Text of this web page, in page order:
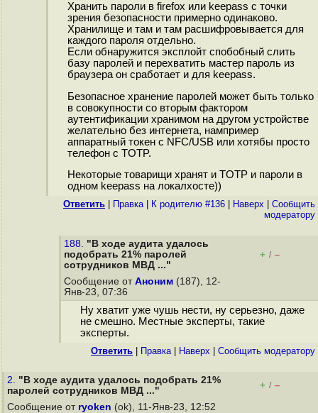
Хранить пароли в firefox или keepass с точки
зрения безопасности примерно одинаково.
Хранилище и там и там расшифровывается для
каждого пароля отдельно.
Если обнаружится эксплойт спобобный слить
базу паролей и перехватить мастер пароль из
браузера он сработает и для keepass.
Безопасное хранение паролей может быть только
в совокупности со вторым фактором
аутентификации хранимом на другом устройстве
желательно без интернета, нампример
аппаратный токен с NFC/USB или хотябы просто
телефон с TOTP.
Некоторые товарищи хранят и TOTP и пароли в
одном keepass на локалхосте))
Ответить Правка| К родителю #136 Наверх
Cообщить
модератору
188. "В ходе аудита удалось
подобрать 21% паролей
сотрудников МВД ..."
+ / –
Сообщение от Аноним (187), 12-
Янв-23, 07:36
Ну хватит уже чушь нести, ну серьезно, даже
не смешно. Местные эксперты, такие
эксперты.
Ответить Правка| Наверх Cообщить модератору
2. "В ходе аудита удалось подобрать 21%
паролей сотрудников МВД ..."
+ / –
Сообщение от ryoken (ok), 11-Янв-23, 12:52